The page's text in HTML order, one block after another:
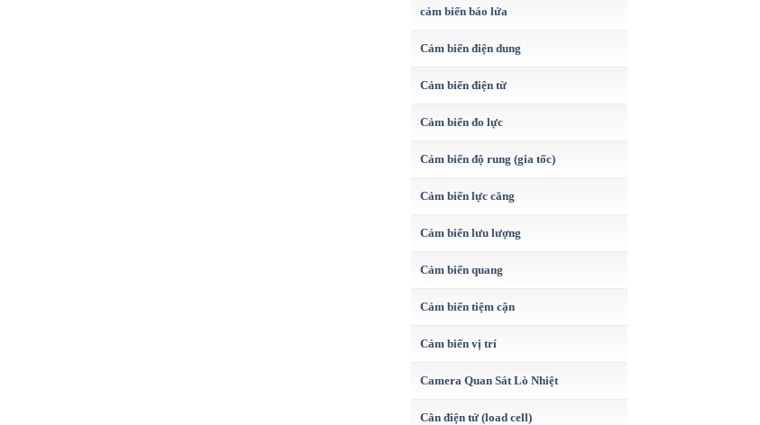
cảm biến báo lửa
Cảm biến điện dung
Cảm biến điện từ
Cảm biến đo lực
Cảm biến độ rung (gia tốc)
Cảm biến lực căng
Cảm biến lưu lượng
Cảm biến quang
Cảm biến tiệm cận
Cảm biến vị trí
Camera Quan Sát Lò Nhiệt
Cân điện tử (load cell)